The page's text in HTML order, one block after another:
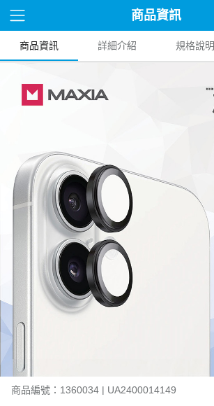
商品資訊
商品資訊 詳細介紹 規格說明
商品編號：1360034 | UA2400014149